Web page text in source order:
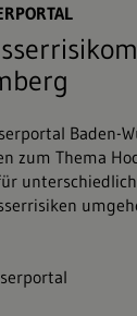
Baden-
zum Thema